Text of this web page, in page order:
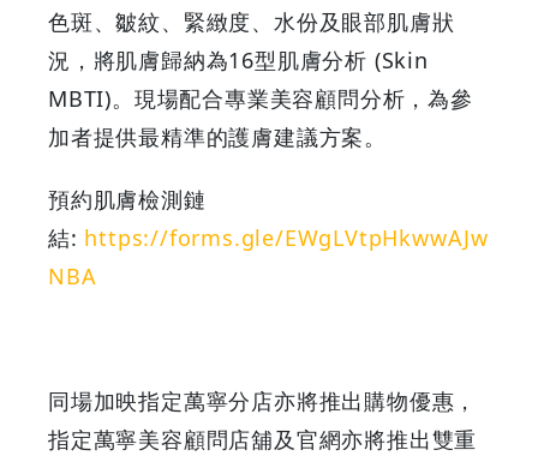
色斑、皺紋、緊緻度、水份及眼部肌膚狀
況，將肌膚歸納為16型肌膚分析 (Skin
MBTI)。現場配合專業美容顧問分析，為參
加者提供最精準的護膚建議方案。
預約肌膚檢測鏈
結: https://forms.gle/EWgLVtpHkwwAJw
NBA
同場加映指定萬寧分店亦將推出購物優惠，
指定萬寧美容顧問店舖及官網亦將推出雙重